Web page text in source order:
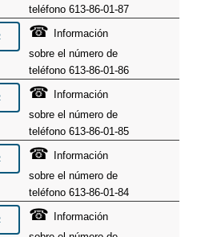
teléfono 613-86-01-87
☎
Información
sobre el número de
teléfono 613-86-01-86
☎
Información
sobre el número de
teléfono 613-86-01-85
☎
Información
sobre el número de
teléfono 613-86-01-84
☎
Información